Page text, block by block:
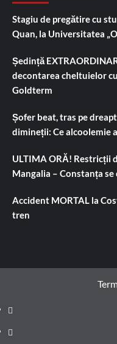
Stagiu de pregătire cu
Quan, la Universitatea
Ședință
decontarea cheltuielor
Goldterm
Șofer beat, tras pe
dimineții: Ce alcoolemie
ULTIMA ORĂ! Restricții
Mangalia – Constanța
Accident MORTAL la
tren
Prima
pagină
Știri